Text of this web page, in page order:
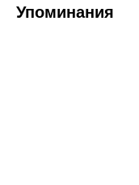
Упоминания